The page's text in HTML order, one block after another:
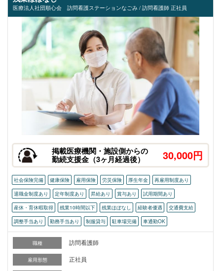
医療法人社団順心会 訪問看護ステーションなごみ / 訪問看護師 正社員
掲載医療機関・施設側からの
勤続支援金（3ヶ月経過後） 30,000円
社会保険完備 健康保険 雇用保険 労災保険 厚生年金
再雇用制度あり
退職金制度あり
定年制度あり 昇給あり 賞与あり
試用期間あり
産休・育休暇取得
残業10時間以下 残業ほぼなし 経験者優遇
交通費支給
調整手当あり
勤務手当あり 制服貸与 駐車場完備 車通勤OK
職種 訪問看護師
雇用形態 正社員